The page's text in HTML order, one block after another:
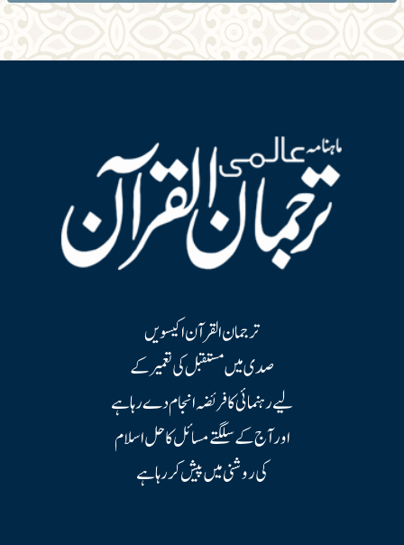
ترجمان القرآن اکیسویں
صدی میں مستقبل کی تعمیر کے
لیے رہنمائی کا فریضہ انجام دے رہا ہے
اور آج کے سلگتے مسائل کا حل اسلام
کی روشنی میں پیش کر رہا ہے